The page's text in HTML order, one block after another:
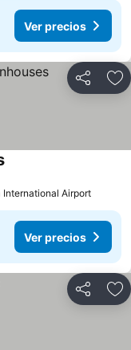
Ver precios
Compartir
International Airport
Ver precios
Compartir